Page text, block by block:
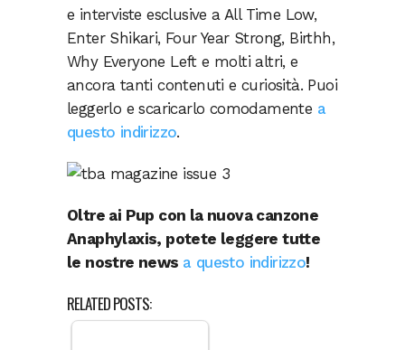
e interviste esclusive a All Time Low,
Enter Shikari, Four Year Strong, Birthh,
Why Everyone Left e molti altri, e
ancora tanti contenuti e curiosità. Puoi
leggerlo e scaricarlo comodamente a
questo indirizzo.
Oltre ai Pup con la nuova canzone
Anaphylaxis, potete leggere tutte
le nostre news a questo indirizzo!
RELATED POSTS: